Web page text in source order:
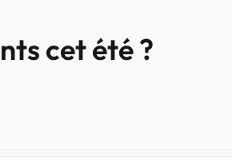
cet été ?